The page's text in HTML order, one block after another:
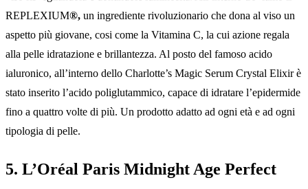
REPLEXIUM®, un ingrediente rivoluzionario che dona al viso un
aspetto più giovane, cosi come la Vitamina C, la cui azione regala
alla pelle idratazione e brillantezza. Al posto del famoso acido
ialuronico, all’interno dello Charlotte’s Magic Serum Crystal Elixir è
stato inserito l’acido poliglutammico, capace di idratare l’epidermide
fino a quattro volte di più. Un prodotto adatto ad ogni età e ad ogni
tipologia di pelle.
5. L’Oréal Paris Midnight Age Perfect